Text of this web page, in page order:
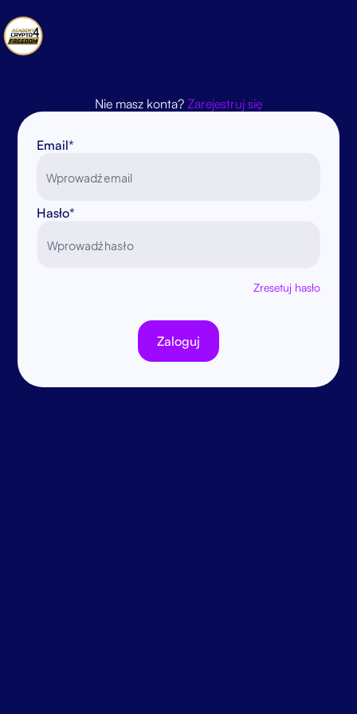
Nie masz konta? Zarejestruj się
Email*
Hasło*
Zresetuj hasło